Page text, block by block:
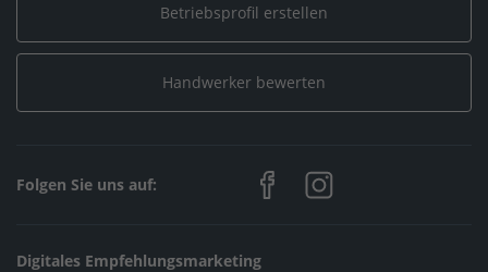
Betriebsprofil erstellen
Handwerker bewerten
Folgen Sie uns auf:
Digitales Empfehlungsmarketing